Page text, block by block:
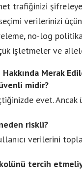
trafiğinizi
verilerinizi
no-log
işletmeler ve
Hakkında Merak
midir?
evet.
riskli?
verilerini
tercih